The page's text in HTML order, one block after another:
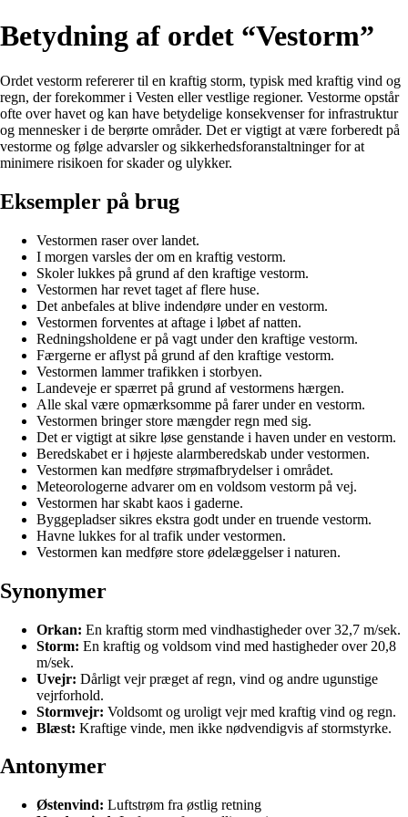
Betydning af ordet “Vestorm”
Ordet vestorm refererer til en kraftig storm, typisk med kraftig vind og
regn, der forekommer i Vesten eller vestlige regioner. Vestorme opstår
ofte over havet og kan have betydelige konsekvenser for infrastruktur
og mennesker i de berørte områder. Det er vigtigt at være forberedt på
vestorme og følge advarsler og sikkerhedsforanstaltninger for at
minimere risikoen for skader og ulykker.
Eksempler på brug
Vestormen raser over landet.
I morgen varsles der om en kraftig vestorm.
Skoler lukkes på grund af den kraftige vestorm.
Vestormen har revet taget af flere huse.
Det anbefales at blive indendøre under en vestorm.
Vestormen forventes at aftage i løbet af natten.
Redningsholdene er på vagt under den kraftige vestorm.
Færgerne er aflyst på grund af den kraftige vestorm.
Vestormen lammer trafikken i storbyen.
Landeveje er spærret på grund af vestormens hærgen.
Alle skal være opmærksomme på farer under en vestorm.
Vestormen bringer store mængder regn med sig.
Det er vigtigt at sikre løse genstande i haven under en vestorm.
Beredskabet er i højeste alarmberedskab under vestormen.
Vestormen kan medføre strømafbrydelser i området.
Meteorologerne advarer om en voldsom vestorm på vej.
Vestormen har skabt kaos i gaderne.
Byggepladser sikres ekstra godt under en truende vestorm.
Havne lukkes for al trafik under vestormen.
Vestormen kan medføre store ødelæggelser i naturen.
Synonymer
Orkan: En kraftig storm med vindhastigheder over 32,7 m/sek.
Storm: En kraftig og voldsom vind med hastigheder over 20,8
m/sek.
Uvejr: Dårligt vejr præget af regn, vind og andre ugunstige
vejrforhold.
Stormvejr: Voldsomt og uroligt vejr med kraftig vind og regn.
Blæst: Kraftige vinde, men ikke nødvendigvis af stormstyrke.
Antonymer
Østenvind: Luftstrøm fra østlig retning